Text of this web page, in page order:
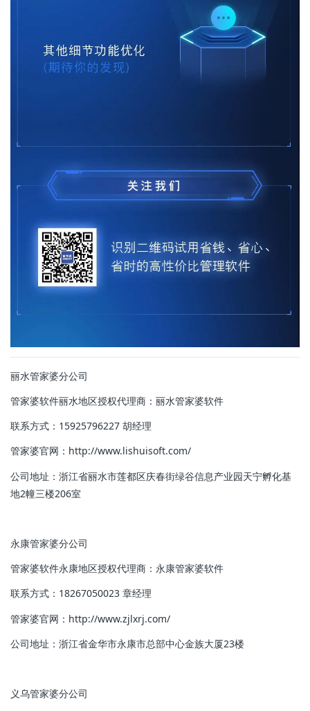
丽水管家婆分公司
管家婆软件丽水地区授权代理商： 丽水管家婆软件
联系方式：15925796227 胡经理
管家婆官网：http://www.lishuisoft.com/
公司地址：浙江省丽水市莲都区庆春街绿谷信息产业园天宁孵化基
地2幢三楼206室
永康管家婆分公司
管家婆软件永康地区授权代理商：永康管家婆软件
联系方式：18267050023 章经理
管家婆官网：http://www.zjlxrj.com/
公司地址：浙江省金华市永康市总部中心金族大厦23楼
义乌管家婆分公司